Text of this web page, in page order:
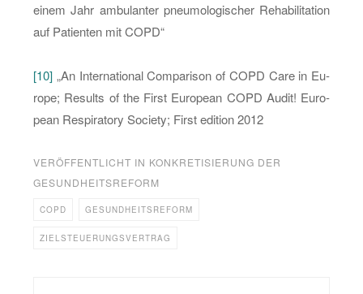
einem Jahr am­bu­lan­ter pneu­mo­lo­gi­scher Re­ha­bi­li­ta­ti­on
auf Pa­ti­en­ten mit COPD“
[10] „An In­ter­na­tio­nal Com­pa­ri­son of COPD Care in Eu­
ro­pe; Re­sults of the First Eu­ro­pean COPD Audit! Eu­ro­
pean Re­spi­ra­to­ry So­cie­ty; First edi­ti­on 2012
VERÖFFENTLICHT IN KONKRETISIERUNG DER
GESUNDHEITSREFORM
COPD GESUNDHEITSREFORM
ZIELSTEUERUNGSVERTRAG